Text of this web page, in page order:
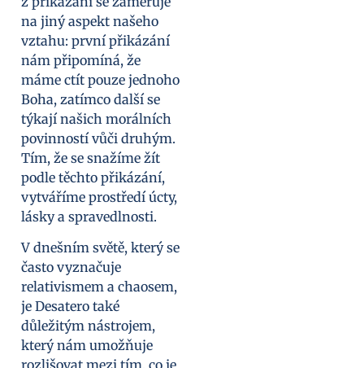
na jiný aspekt našeho
vztahu: první přikázání
nám připomíná, že
máme ctít pouze jednoho
Boha, zatímco další se
týkají našich morálních
povinností vůči druhým.
Tím, že se snažíme žít
podle těchto přikázání,
vytváříme prostředí úcty,
lásky a spravedlnosti.
V dnešním světě, který se
často vyznačuje
relativismem a chaosem,
je Desatero také
důležitým nástrojem,
který nám umožňuje
rozlišovat mezi tím, co je